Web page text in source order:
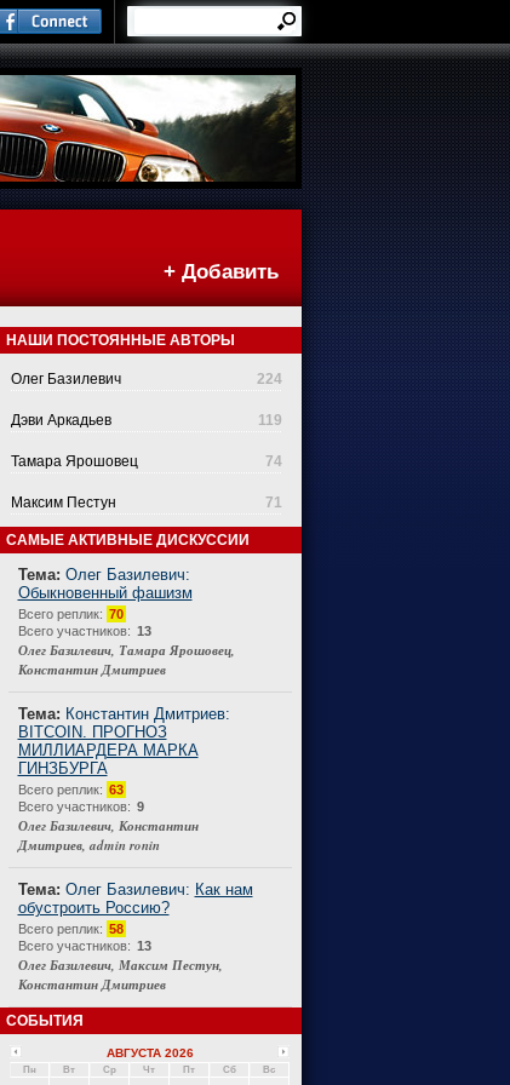
Connect
+ Добавить
НАШИ ПОСТОЯННЫЕ АВТОРЫ
Олег Базилевич 224
Дэви Аркадьев 119
Тамара Ярошовец 74
Максим Пестун 71
САМЫЕ АКТИВНЫЕ ДИСКУССИИ
Тема: Олег Базилевич:
Обыкновенный фашизм
Всего реплик: 70
Всего участников: 13
Олег Базилевич, Тамара Ярошовец,
Константин Дмитриев
Тема: Константин Дмитриев:
BITCOIN. ПРОГНОЗ
МИЛЛИАРДЕРА МАРКА
ГИНЗБУРГА
Всего реплик: 63
Всего участников: 9
Олег Базилевич, Константин
Дмитриев, admin ronin
Тема: Олег Базилевич: Как нам
обустроить Россию?
Всего реплик: 58
Всего участников: 13
Олег Базилевич, Максим Пестун,
Константин Дмитриев
СОБЫТИЯ
АВГУСТА 2026
Пн Вт Ср Чт Пт Сб Вс